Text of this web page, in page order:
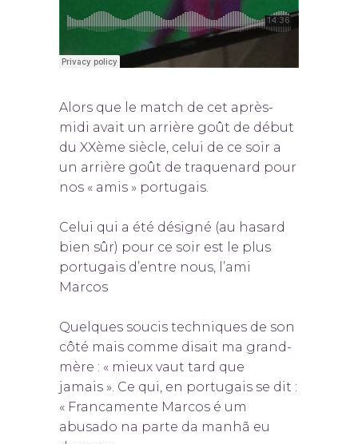
Alors que le match de cet après-
midi avait un arrière goût de début
du XXème siècle, celui de ce soir a
un arrière goût de traquenard pour
nos « amis » portugais.
Celui qui a été désigné (au hasard
bien sûr) pour ce soir est le plus
portugais d’entre nous, l’ami
Marcos
Quelques soucis techniques de son
côté mais comme disait ma grand-
mère : « mieux vaut tard que
jamais ». Ce qui, en portugais se dit :
« Francamente Marcos é um
abusado na parte da manhã eu